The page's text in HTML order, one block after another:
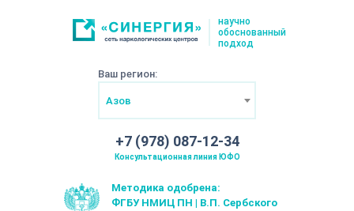
научно
обоснованный
подход
Ваш регион:
Азов
+7 (978) 087-12-34
Консультационная линия ЮФО
Методика одобрена:
ФГБУ НМИЦ ПН | В.П. Сербского